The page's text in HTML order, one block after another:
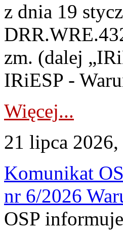
z dnia 19
zm. (dalej
IRiESP -
Więcej...
21 lipca
Komunikat
nr 6/2026
OSP